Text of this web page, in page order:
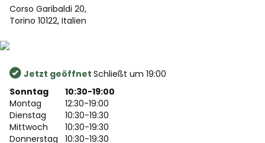
Corso Garibaldi 20,
Torino 10122, Italien
Jetzt geöffnet Schließt um 19:00
Sonntag
10:30-19:00
Montag
12:30-19:00
Dienstag
10:30-19:30
Mittwoch
10:30-19:30
Donnerstag
10:30-19:30